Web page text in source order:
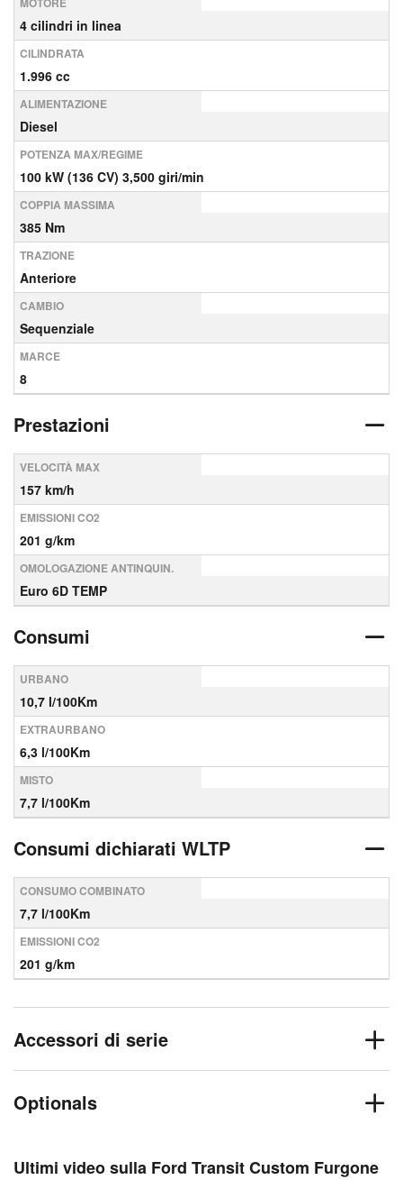
4 cilindri in linea
CILINDRATA
1.996 cc
ALIMENTAZIONE
Diesel
POTENZA MAX/REGIME
100 kW (136 CV) 3,500 giri/min
COPPIA MASSIMA
385 Nm
TRAZIONE
Anteriore
CAMBIO
Sequenziale
MARCE
8
Prestazioni
VELOCITÀ MAX
157 km/h
EMISSIONI CO2
201 g/km
OMOLOGAZIONE ANTINQUIN.
Euro 6D TEMP
Consumi
URBANO
10,7 l/100Km
EXTRAURBANO
6,3 l/100Km
MISTO
7,7 l/100Km
Consumi dichiarati WLTP
CONSUMO COMBINATO
7,7 l/100Km
EMISSIONI CO2
201 g/km
Accessori di serie
Optionals
Ultimi video sulla Ford Transit Custom Furgone